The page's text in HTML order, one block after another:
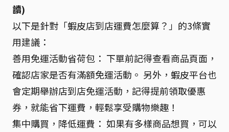
讀)
以下是針對「蝦皮店到店運費怎麼算？」的3條實
用建議：
善用免運活動省荷包： 下單前記得查看商品頁面，
確認店家是否有滿額免運活動。 另外，蝦皮平台也
會定期舉辦店到店免運活動，記得提前領取優惠
券，就能省下運費，輕鬆享受購物樂趣！
集中購買，降低運費： 如果有多樣商品想買，可以